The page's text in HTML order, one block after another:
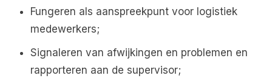
Fungeren als aanspreekpunt voor logistiek
medewerkers;
Signaleren van afwijkingen en problemen en
rapporteren aan de supervisor;